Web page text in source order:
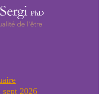
sept 2026